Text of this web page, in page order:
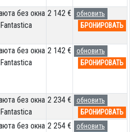
без окна 2 142 €
обновить
БРОНИРОВАТЬ
без окна 2 142 €
обновить
БРОНИРОВАТЬ
без окна 2 234 €
обновить
БРОНИРОВАТЬ
без окна 2 254 €
обновить